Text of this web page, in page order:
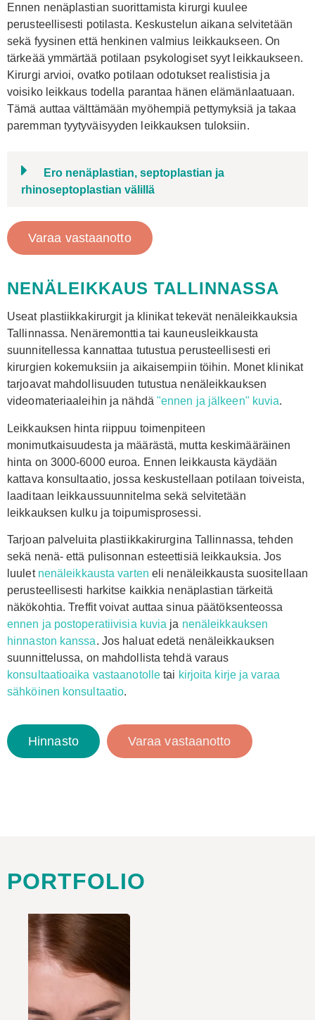
Ennen nenäplastian suorittamista kirurgi kuulee
perusteellisesti potilasta. Keskustelun aikana selvitetään
sekä fyysinen että henkinen valmius leikkaukseen. On
tärkeää ymmärtää potilaan psykologiset syyt leikkaukseen.
Kirurgi arvioi, ovatko potilaan odotukset realistisia ja
voisiko leikkaus todella parantaa hänen elämänlaatuaan.
Tämä auttaa välttämään myöhempiä pettymyksiä ja takaa
paremman tyytyväisyyden leikkauksen tuloksiin.
Ero nenäplastian, septoplastian ja
rhinoseptoplastian välillä
Varaa vastaanotto
NENÄLEIKKAUS TALLINNASSA
Useat plastiikkakirurgit ja klinikat tekevät nenäleikkauksia
Tallinnassa. Nenäremonttia tai kauneusleikkausta
suunnitellessa kannattaa tutustua perusteellisesti eri
kirurgien kokemuksiin ja aikaisempiin töihin. Monet klinikat
tarjoavat mahdollisuuden tutustua nenäleikkauksen
videomateriaaleihin ja nähdä "ennen ja jälkeen" kuvia.
Leikkauksen hinta riippuu toimenpiteen
monimutkaisuudesta ja määrästä, mutta keskimääräinen
hinta on 3000-6000 euroa. Ennen leikkausta käydään
kattava konsultaatio, jossa keskustellaan potilaan toiveista,
laaditaan leikkaussuunnitelma sekä selvitetään
leikkauksen kulku ja toipumisprosessi.
Tarjoan palveluita plastiikkakirurgina Tallinnassa, tehden
sekä nenä- että pulisonnan esteettisiä leikkauksia. Jos
luulet nenäleikkausta varten eli nenäleikkausta suositellaan
perusteellisesti harkitse kaikkia nenäplastian tärkeitä
näkökohtia. Treffit voivat auttaa sinua päätöksenteossa
ennen ja postoperatiivisia kuvia ja nenäleikkauksen
hinnaston kanssa. Jos haluat edetä nenäleikkauksen
suunnittelussa, on mahdollista tehdä varaus
konsultaatioaika vastaanotolle tai kirjoita kirje ja varaa
sähköinen konsultaatio.
Hinnasto Varaa vastaanotto
PORTFOLIO